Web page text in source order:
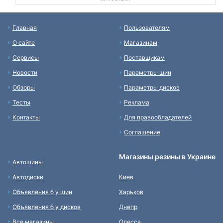
Главная
О сайте
Сервисы
Новости
Обзоры
Тесты
Контакты
Пользователям
Магазинам
Поставщикам
Параметры шин
Параметры дисков
Реклама
Для правообладателей
Соглашение
Автошины
Автодиски
Объявления б у шин
Объявления б у дисков
Магазины резины в Украине
Киев
Харьков
Днепр